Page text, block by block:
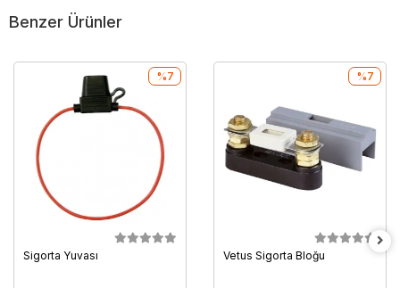
Benzer Ürünler
Sigorta Yuvası
%7
Vetus Sigorta Bloğu
%7